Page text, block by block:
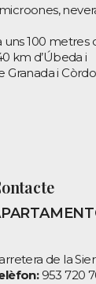
uns 100 metres
km d’Úbeda i
i
de la
953 720